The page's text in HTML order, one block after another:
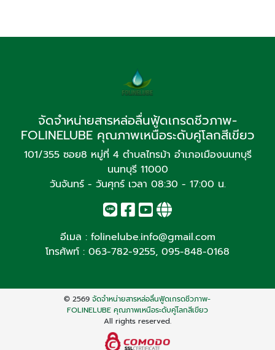
จัดจำหน่ายสารหล่อลื่นฟู้ดเกรดชีวภาพ-
FOLINELUBE คุณภาพเหนือระดับคู่โลกสีเขียว
101/355 ซอย8 หมู่ที่ 4 ตำบลไทรม้า อำเภอเมืองนนทบุรี
นนทบุรี 11000
วันจันทร์ - วันศุกร์ เวลา 08:30 - 17:00 น.
อีเมล : folinelube.info@gmail.com
โทรศัพท์ : 063-782-9255, 095-848-0168
© 2569จัดจำหน่ายสารหล่อลื่นฟู้ดเกรดชีวภาพ-
FOLINELUBE คุณภาพเหนือระดับคู่โลกสีเขียว
All rights reserved.